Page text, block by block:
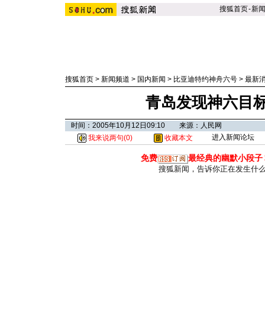
搜狐首页-新闻
搜狐首页 > 新闻频道 > 国内新闻 > 比亚迪特约神舟六号 > 最新
青岛发现神六目
时间：2005年10月12日09:10 来源：人民网
我来说两句(0) 收藏本文 进入新闻论坛
免费 最经典的幽默小段子
搜狐新闻，告诉你正在发生什